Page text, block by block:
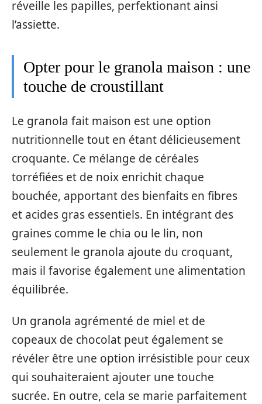
réveille les papilles, perfektionant ainsi
l’assiette.
Opter pour le granola maison : une
touche de croustillant
Le granola fait maison est une option
nutritionnelle tout en étant délicieusement
croquante. Ce mélange de céréales
torréfiées et de noix enrichit chaque
bouchée, apportant des bienfaits en fibres
et acides gras essentiels. En intégrant des
graines comme le chia ou le lin, non
seulement le granola ajoute du croquant,
mais il favorise également une alimentation
équilibrée.
Un granola agrémenté de miel et de
copeaux de chocolat peut également se
révéler être une option irrésistible pour ceux
qui souhaiteraient ajouter une touche
sucrée. En outre, cela se marie parfaitement